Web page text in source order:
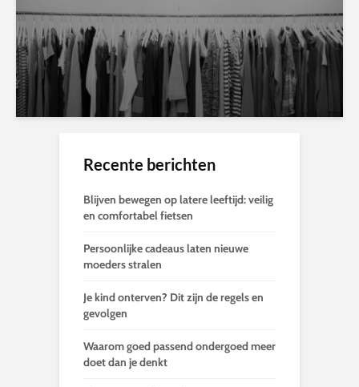
Recente berichten
Blijven bewegen op latere leeftijd: veilig
en comfortabel fietsen
Persoonlijke cadeaus laten nieuwe
moeders stralen
Je kind onterven? Dit zijn de regels en
gevolgen
Waarom goed passend ondergoed meer
doet dan je denkt